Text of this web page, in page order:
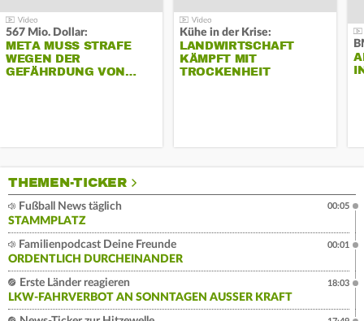
567 Mio. Dollar:
META MUSS STRAFE
WEGEN DER
GEFÄHRDUNG VON…
Kühe in der Krise:
LANDWIRTSCHAFT
KÄMPFT MIT
TROCKENHEIT
THEMEN-TICKER
Fußball News täglich
STAMMPLATZ
00:05
Familienpodcast Deine Freunde
ORDENTLICH DURCHEINANDER
00:01
Erste Länder reagieren
LKW-FAHRVERBOT AN SONNTAGEN AUSSER KRAFT
18:03